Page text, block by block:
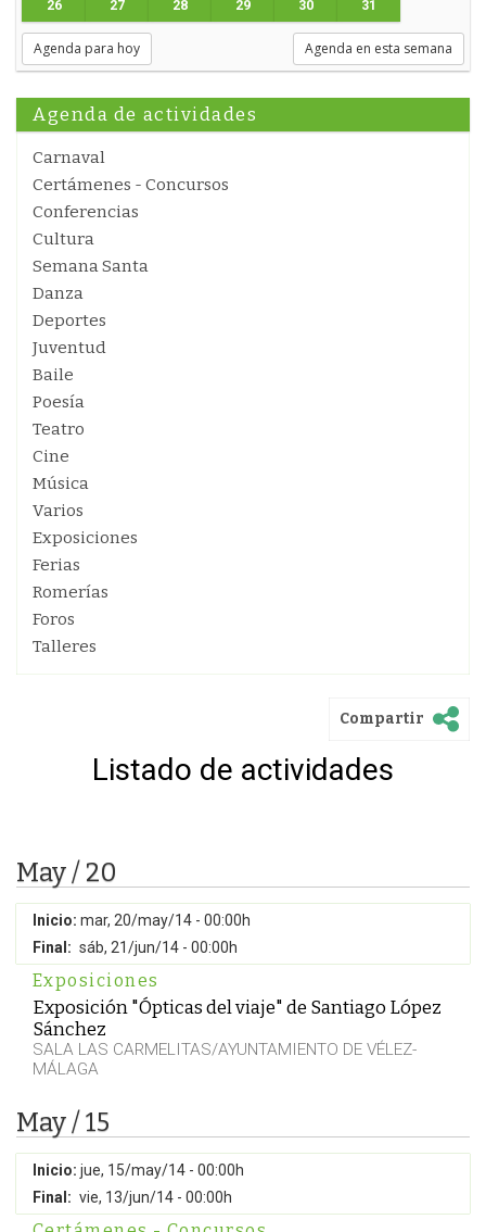
26 27 28 29 30 31
Agenda para hoy Agenda en esta semana
Agenda de actividades
Carnaval
Certámenes - Concursos
Conferencias
Cultura
Semana Santa
Danza
Deportes
Juventud
Baile
Poesía
Teatro
Cine
Música
Varios
Exposiciones
Ferias
Romerías
Foros
Talleres
Compartir
Listado de actividades
May / 20
Inicio: mar, 20/may/14 - 00:00h
Final: sáb, 21/jun/14 - 00:00h
Exposiciones
Exposición "Ópticas del viaje" de Santiago López
Sánchez
SALA LAS CARMELITAS/AYUNTAMIENTO DE VÉLEZ-
MÁLAGA
May / 15
Inicio: jue, 15/may/14 - 00:00h
Final: vie, 13/jun/14 - 00:00h